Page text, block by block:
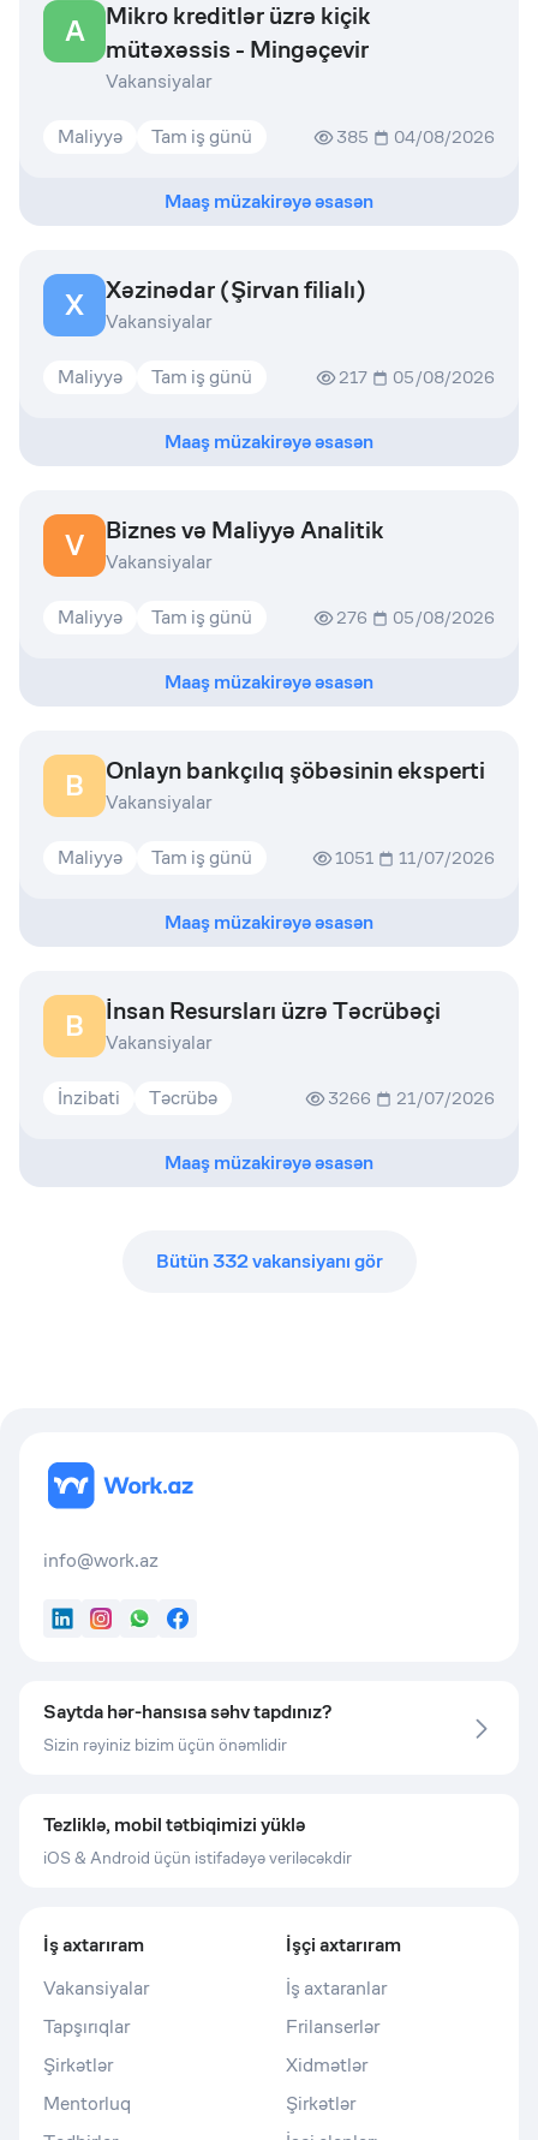
A
Mikro kreditlər üzrə kiçik
mütəxəssis - Mingəçevir
Vakansiyalar
Maliyyə Tam iş günü 385 04/08/2026
Maaş müzakirəyə əsasən
X Xəzinədar (Şirvan filialı)
Vakansiyalar
Maliyyə Tam iş günü 217 05/08/2026
Maaş müzakirəyə əsasən
V Biznes və Maliyyə Analitik
Vakansiyalar
Maliyyə Tam iş günü 276 05/08/2026
Maaş müzakirəyə əsasən
B Onlayn bankçılıq şöbəsinin eksperti
Vakansiyalar
Maliyyə Tam iş günü 1051 11/07/2026
Maaş müzakirəyə əsasən
B İnsan Resursları üzrə Təcrübəçi
Vakansiyalar
İnzibati Təcrübə 3266 21/07/2026
Maaş müzakirəyə əsasən
Bütün332vakansiyanı gör
info@work.az
LinkedInInstagram
WhatsApp
Facebook
Saytda hər-hansısa səhv tapdınız?
Sizin rəyiniz bizim üçün önəmlidir
Tezliklə, mobil tətbiqimizi yüklə
iOS & Android üçün istifadəyə veriləcəkdir
İş axtarıram
Vakansiyalar
Tapşırıqlar
Şirkətlər
Mentorluq
İşçi axtarıram
İş axtaranlar
Frilanserlər
Xidmətlər
Şirkətlər